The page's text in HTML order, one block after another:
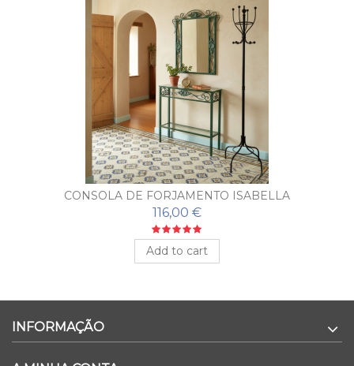
CONSOLA DE FORJAMENTO ISABELLA
116,00 €
Add to cart
INFORMAÇÃO